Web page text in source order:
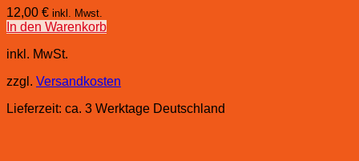
12,00 € inkl. Mwst.
In den Warenkorb
inkl. MwSt.
zzgl. Versandkosten
Lieferzeit: ca. 3 Werktage Deutschland